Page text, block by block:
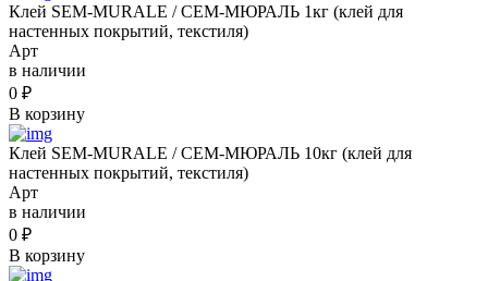
Клей SEM-MURALE / СЕМ-МЮРАЛЬ 1кг (клей для
настенных покрытий, текстиля)
Арт
в наличии
0 ₽
В корзину
Клей SEM-MURALE / СЕМ-МЮРАЛЬ 10кг (клей для
настенных покрытий, текстиля)
Арт
в наличии
0 ₽
В корзину